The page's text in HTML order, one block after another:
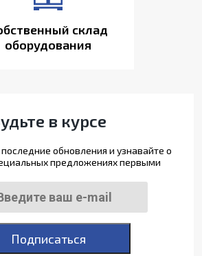
склад
оборудования
в курсе
обновления и узнавайте о
предложениях первыми
Подписаться